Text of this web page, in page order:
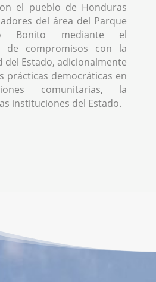
el pueblo de Honduras
del área del Parque
Bonito mediante el
de compromisos con la
Estado, adicionalmente
prácticas democráticas en
comunitarias, la
instituciones del Estado.